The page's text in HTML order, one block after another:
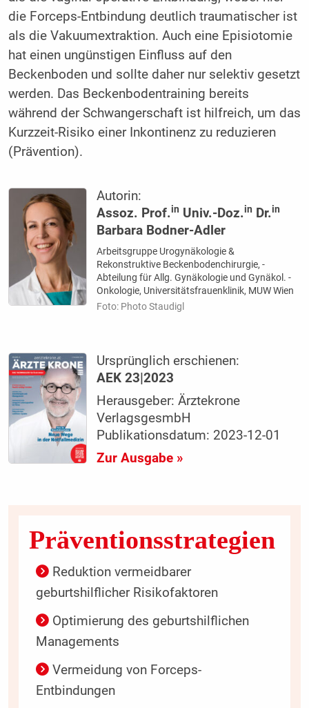
die Forceps-Entbindung deutlich traumatischer ist
als die Vakuumextraktion. Auch eine Episiotomie
hat einen ungünstigen Einfluss auf den
Beckenboden und sollte daher nur selektiv gesetzt
werden. Das Beckenbodentraining bereits
während der Schwangerschaft ist hilfreich, um das
Kurzzeit-Risiko einer Inkontinenz zu reduzieren
(Prävention).
Autorin:
Assoz. Prof.in Univ.-Doz.in Dr.in
Barbara Bodner-Adler
Arbeitsgruppe Urogynäko­logie &
Rekonstruktive ­Beckenbodenchirurgie, ­
Abteilung für Allg. ­Gynäkologie und ­Gynäkol. ­
Onkologie, Universitätsfrauenklinik, MUW Wien
Foto: Photo Staudigl
Ursprünglich erschienen:
AEK 23|2023
Herausgeber: Ärztekrone
VerlagsgesmbH
Publikationsdatum: 2023-12-01
Zur Ausgabe »
Präventionsstrategien
Reduktion vermeidbarer
geburtshilflicher Risikofaktoren
Optimierung des geburtshilflichen
Managements
Vermeidung von Forceps-
Entbindungen